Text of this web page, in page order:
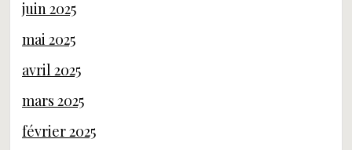
juin 2025
mai 2025
avril 2025
mars 2025
février 2025